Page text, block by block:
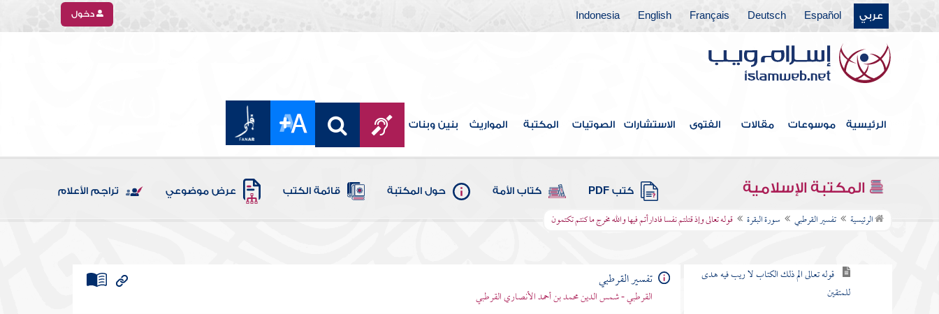
عربي Español
Deutsch
Français
English
Indonesia دخول
الرئيسية موسوعات مقالات الفتوى الاستشارات الصوتيات المكتبة المواريث بنين وبنات
المكتبة الإسلامية كتب PDF كتاب الأمة حول المكتبة قائمة الكتب عرض موضوعي تراجم الأعلام
الرئيسية تفسير القرطبي سورة البقرة قوله تعالى وإذ قتلتم نفسا فادارأتم فيها والله مخرج ما كنتم تكتمون
باب ما جاء من الحجة في الرد على
من طعن في القرآن وخالف مصحف
عثمان بالزيادة والنقصان
سورة الفاتحة
سورة البقرة
قوله تعالى الم ذلك الكتاب لا ريب فيه هدى
للمتقين
تفسير القرطبي
القرطبي - شمس الدين محمد بن أحمد الأنصاري القرطبي